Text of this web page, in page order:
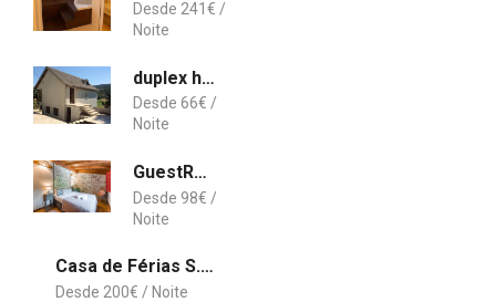
241 €
duplex house un center village
66€
GuestReady - Casa do Vale Gerês
98€
Casa de Férias S. Miguel
200€